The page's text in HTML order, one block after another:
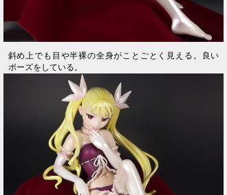
斜め上でも目や半裸の全身がことごとく見える。良い
ポーズをしている。